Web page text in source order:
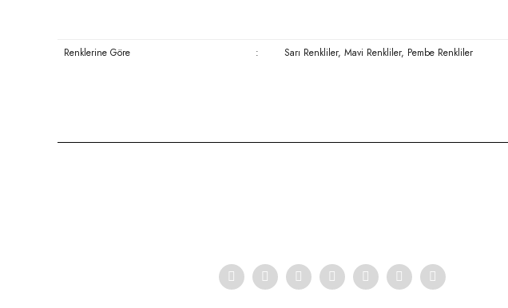
Renklerine Göre : Sarı Renkliler, Mavi Renkliler, Pembe Renkliler